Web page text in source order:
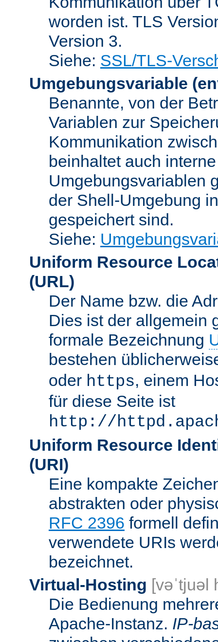
worden ist. TLS
Version 3.
Siehe: SSL/TLS-
Umgebungsvariable
Benannte, von der
Variablen zur
Kommunikation
beinhaltet auch
Umgebungsvariablen
der Shell-Umgebung
gespeichert sind.
Siehe:
Uniform Resource
(URL)
Der Name bzw. die
Dies ist der allgemein
formale Bezeichnung
bestehen
oder https, einem
für diese Seite ist
http://
Uniform Resource
(URI)
Eine kompakte
abstrakten oder
RFC 2396 formell
verwendete URIs
bezeichnet.
Virtual-Hosting [vəˈtjuəl
Die Bedienung
Apache-Instanz. IP-